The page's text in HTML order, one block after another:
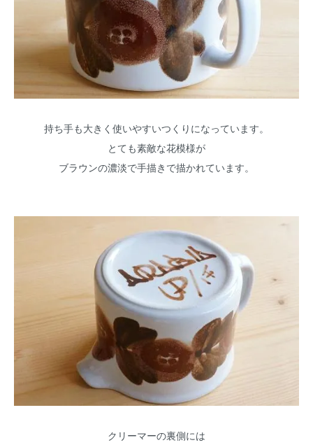
持ち手も大きく使いやすいつくりになっています。
とても素敵な花模様が
ブラウンの濃淡で手描きで描かれています。
クリーマーの裏側には